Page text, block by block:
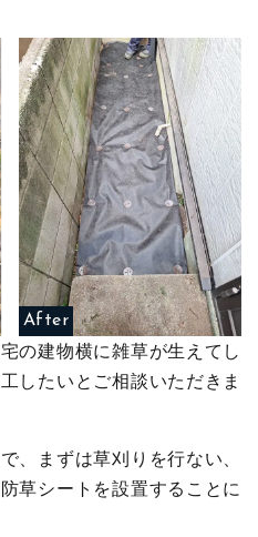
After
の建物横に雑草が生えてし
したいとご相談いただきま
、まずは草刈りを行ない、
草シートを設置することに